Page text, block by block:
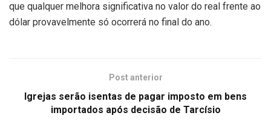
que qualquer melhora significativa no valor do real frente ao
dólar provavelmente só ocorrerá no final do ano.
Post anterior
Igrejas serão isentas de pagar imposto em bens
importados após decisão de Tarcísio